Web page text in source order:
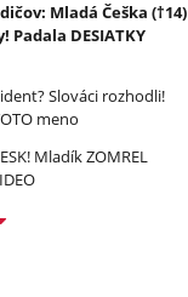
Mladá Češka (†14)
Padala DESIATKY
Slováci rozhodli!
meno
Mladík ZOMREL